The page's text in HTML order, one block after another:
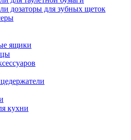
дозаторы для зубных щеток
ящики
кухни